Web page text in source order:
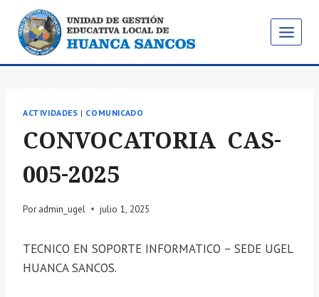
Saltar
contenido
ACTIVIDADES | COMUNICADO
CONVOCATORIA CAS-
005-2025
Por admin_ugel julio 1, 2025
TECNICO EN SOPORTE INFORMATICO – SEDE UGEL
HUANCA SANCOS.